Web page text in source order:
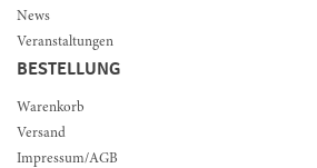
News
Veranstaltungen
BESTELLUNG
Warenkorb
Versand
Impressum/AGB